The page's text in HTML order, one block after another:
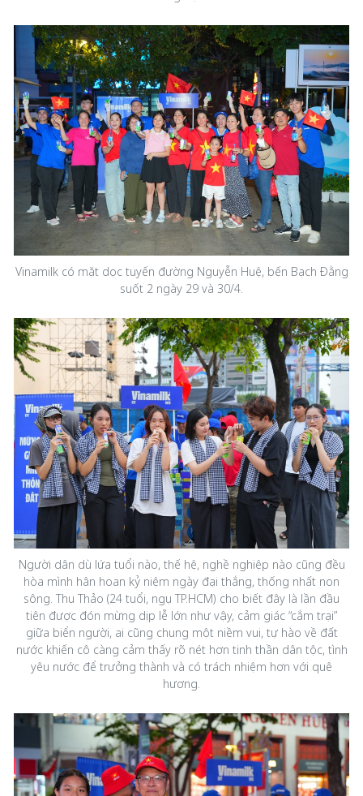
Vinamilk có mặt dọc tuyến đường Nguyễn Huệ, bến Bạch Đằng
suốt 2 ngày 29 và 30/4.
Người dân dù lứa tuổi nào, thế hệ, nghề nghiệp nào cũng đều
hòa mình hân hoan kỷ niệm ngày đại thắng, thống nhất non
sông. Thu Thảo (24 tuổi, ngụ TP.HCM) cho biết đây là lần đầu
tiên được đón mừng dịp lễ lớn như vậy, cảm giác “cắm trại”
giữa biển người, ai cũng chung một niềm vui, tự hào về đất
nước khiến cô càng cảm thấy rõ nét hơn tinh thần dân tộc, tình
yêu nước để trưởng thành và có trách nhiệm hơn với quê
hương.